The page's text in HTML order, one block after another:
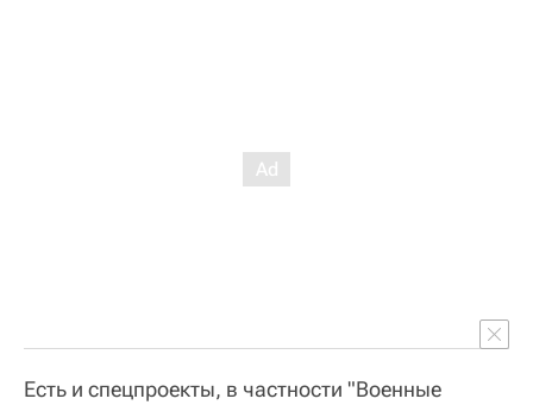
Есть и спецпроекты, в частности "Военные